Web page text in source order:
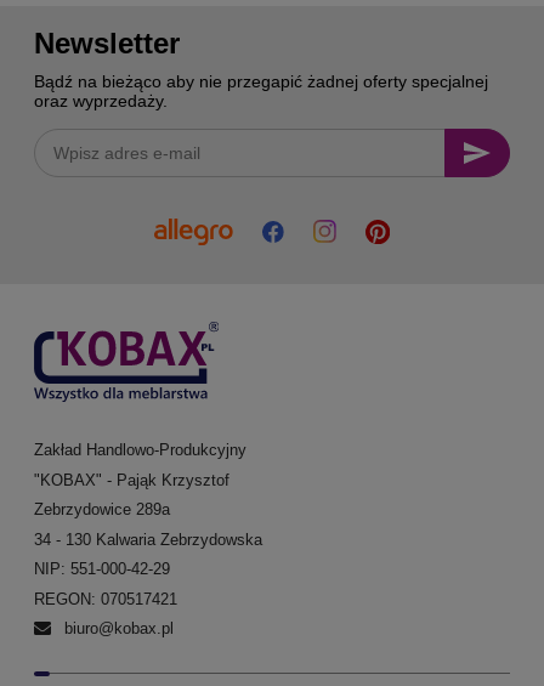
Newsletter
Bądź na bieżąco aby nie przegapić żadnej oferty specjalnej
oraz wyprzedaży.
Zakład Handlowo-Produkcyjny
"KOBAX" - Pająk Krzysztof
Zebrzydowice 289a
34 - 130 Kalwaria Zebrzydowska
NIP: 551-000-42-29
REGON: 070517421
biuro@kobax.pl